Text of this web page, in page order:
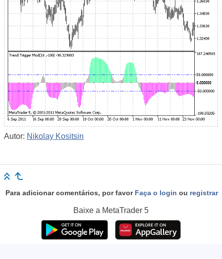
Autor: Nikolay Kositsin
Para adicionar comentários, por favor Faça o login ou registrar
Baixe a MetaTrader 5